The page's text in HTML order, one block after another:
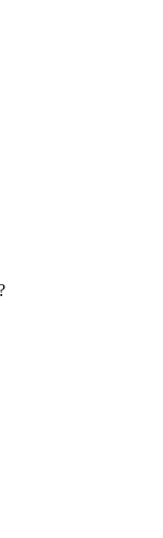
האם זה אפשרי לבחור